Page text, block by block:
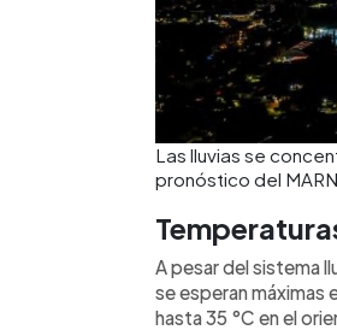
Las lluvias se
pronóstico del
A pesar del sistema
se esperan máximas
hasta 35 °C en el